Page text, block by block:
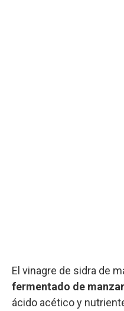
El vinagre de sidra de
fermentado de
ácido acético y